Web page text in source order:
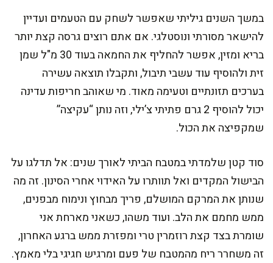
במשך השנים גיליתי שאפשר לשחק עם הטעמים ועדיין
להישאר מסורתי ונוסטלגי. אם אתם רוצים גרסה קצת יותר
בריא ומזין, אפשר להחליף את החמאה בעוד 30 מ"ל שמן
זית ולהוסיף עוד עשבי תיבול, ותקבלו תוצאה עשירה
בערכים תזונתיים וטעימה מאוד. מי שאוהב חריפות עדינה
יכול להוסיף 2 גרם פתיתי צ’ילי, וזה נותן “עקיצה”
שמקפיצה את הכול.
סוד קטן שלמדתי במטבח הביתי לאורך שנים: אל תדלגו על
הבישול המקדים ואל תוותרו על האידוי אחרי הסינון. זה מה
שנותן את המרקם המושלם, פריך מבחוץ ונימוח מבפנים,
ממש מחמם את הלב. ועוד משהו, כשאני מארחת אני
שומרת בצד קצת רוזמרין טרי ומפזרת ממש ברגע האחרון,
זה משחרר ריח מהמטבח של פעם ומרגיש חגיגי בלי מאמץ.